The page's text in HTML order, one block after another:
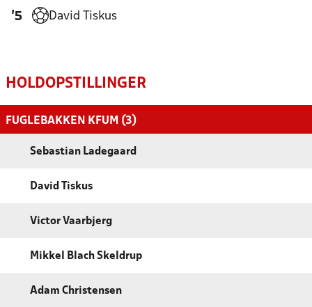
'5 David Tiskus
HOLDOPSTILLINGER
FUGLEBAKKEN KFUM (3)
Sebastian Ladegaard
David Tiskus
Victor Vaarbjerg
Mikkel Blach Skeldrup
Adam Christensen